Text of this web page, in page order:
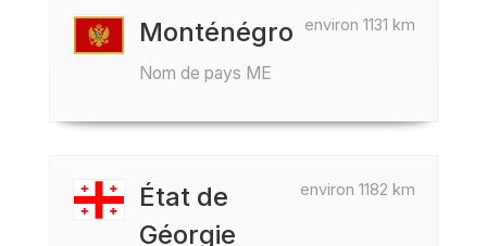
environ 1131 km
Monténégro
Nom de pays ME
environ 1182 km
État de
Géorgie